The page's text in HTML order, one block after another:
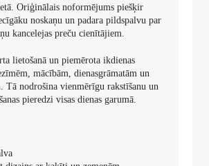
Oriģinālais noformējums piešķir
noskaņu un padara pildspalvu par
kancelejas preču cienītājiem.
lietošanā un piemērota ikdienas
mācībām, dienasgrāmatām un
Tā nodrošina vienmērīgu rakstīšanu un
pieredzi visas dienas garumā.